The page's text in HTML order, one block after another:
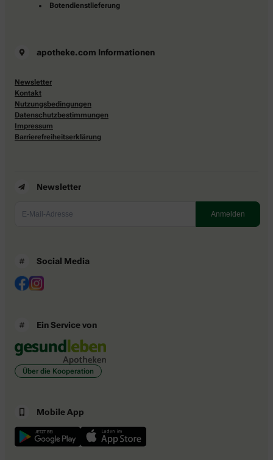
Botendienstlieferung
apotheke.com Informationen
Newsletter
Kontakt
Nutzungsbedingungen
Datenschutzbestimmungen
Impressum
Barrierefreiheitserklärung
Newsletter
Social Media
Ein Service von
Über die Kooperation
Mobile App